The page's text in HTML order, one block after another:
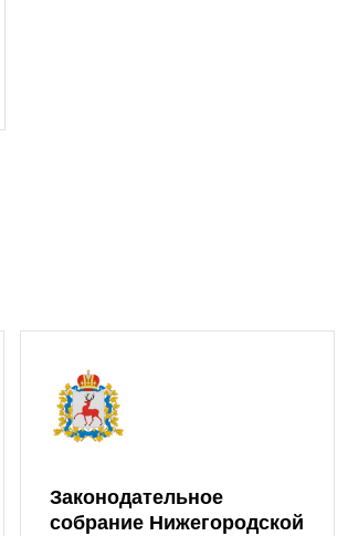
Законодательное
собрание Нижегородской